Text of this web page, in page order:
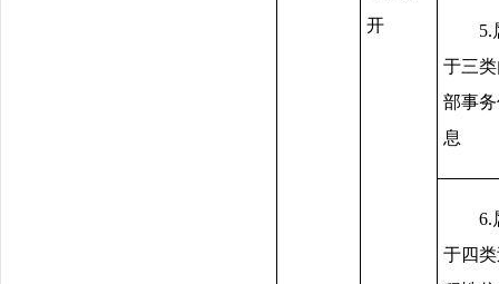
开
5.
于三
部事
息
6.
于四